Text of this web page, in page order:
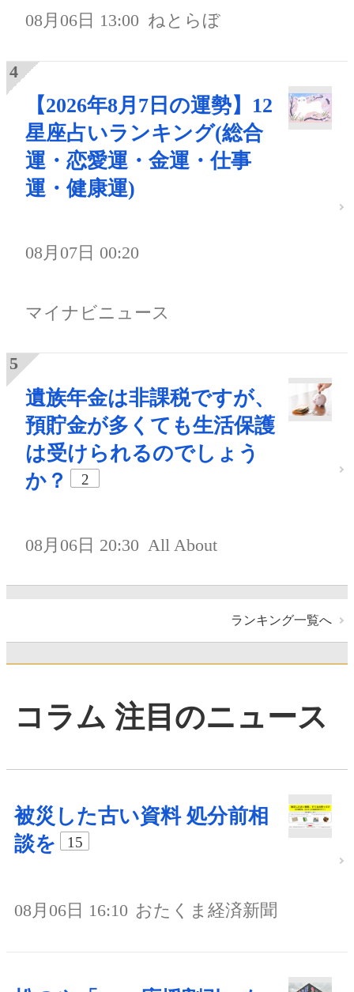
08月06日 13:00 ねとらぼ
【2026年8月7日の運勢】12
星座占いランキング(総合
運・恋愛運・金運・仕事
運・健康運)
08月07日 00:20
マイナビニュース
遺族年金は非課税ですが、
預貯金が多くても生活保護
は受けられるのでしょう
か？
2
08月06日 20:30 All About
ランキング一覧へ
コラム 注目のニュース
被災した古い資料 処分前相
談を
15
08月06日 16:10 おたくま経済新聞